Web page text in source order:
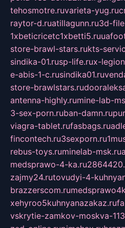
tehosmotre.ruvarieta-yug.ru
raytor-d.ruatillagunn.ru3d-
1xbeticricetc1xbetti5.ru
store-brawl-stars.rukts-
sindika-01.rusp-life.rux-
e-abis-1-c.rusindika01.ru
store-brawlstars.ru
antenna-highly.rumine-lab-
3-sex-porn.ruban-damn.ru
viagra-tablet.rufasbags.ru
fincontech.ru3sexporn.ru
rebus-toys.ruminelab-msk.ru
medsprawo-4-ka.ru
zajmy24.rutovudyi-4-
brazzerscom.ru
xehyroo5kuhnyanazakaz.ru
vskrytie-zamkov-moskva-